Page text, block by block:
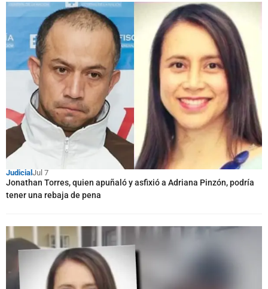
JudicialJul 7
Jonathan Torres, quien apuñaló y asfixió a Adriana Pinzón, podría
tener una rebaja de pena